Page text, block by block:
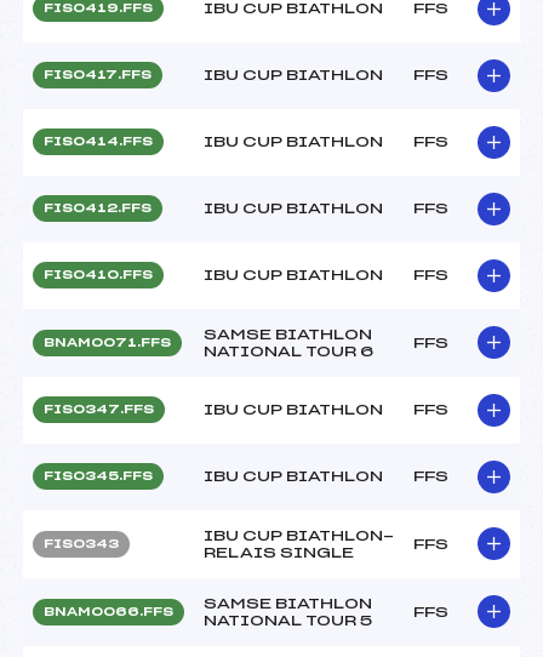
FIS0419.FFS IBU CUP BIATHLON FFS
FIS0417.FFS IBU CUP BIATHLON FFS
FIS0414.FFS IBU CUP BIATHLON FFS
FIS0412.FFS IBU CUP BIATHLON FFS
FIS0410.FFS IBU CUP BIATHLON FFS
BNAM0071.FFS
SAMSE BIATHLON
NATIONAL TOUR 6
FFS
FIS0347.FFS IBU CUP BIATHLON FFS
FIS0345.FFS IBU CUP BIATHLON FFS
FIS0343
IBU CUP BIATHLON-
RELAIS SINGLE
FFS
BNAM0066.FFS
SAMSE BIATHLON
NATIONAL TOUR 5
FFS